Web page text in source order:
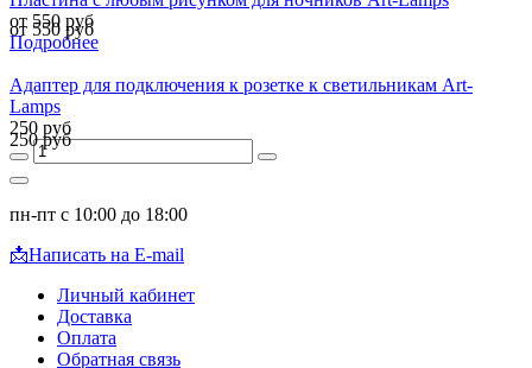
от 550 руб
от 550 руб
Подробнее
Адаптер для подключения к розетке к светильникам Art-
Lamps
250 руб
250 руб
пн-пт с 10:00 до 18:00
📩Написать на E-mail
Личный кабинет
Доставка
Оплата
Обратная связь